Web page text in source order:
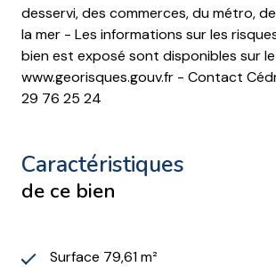
desservi, des commerces, du métro,
la mer - Les informations sur les
bien est exposé sont disponibles sur
www.georisques.gouv.fr - Contact
29 76 25 24
caractéristiques
de ce bien
Surface 79,61 m²